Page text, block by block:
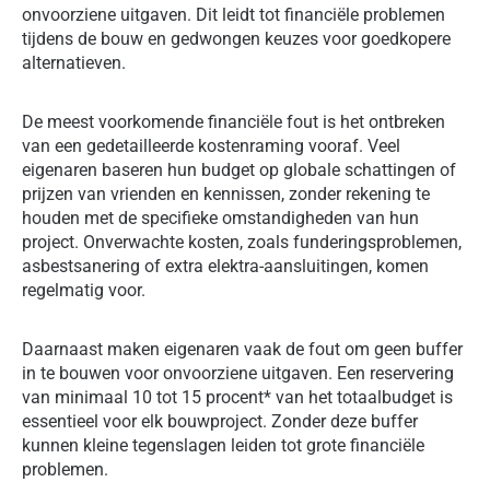
onvoorziene uitgaven. Dit leidt tot financiële problemen
tijdens de bouw en gedwongen keuzes voor goedkopere
alternatieven.
De meest voorkomende financiële fout is het ontbreken
van een gedetailleerde kostenraming vooraf. Veel
eigenaren baseren hun budget op globale schattingen of
prijzen van vrienden en kennissen, zonder rekening te
houden met de specifieke omstandigheden van hun
project. Onverwachte kosten, zoals funderingsproblemen,
asbestsanering of extra elektra-aansluitingen, komen
regelmatig voor.
Daarnaast maken eigenaren vaak de fout om geen buffer
in te bouwen voor onvoorziene uitgaven. Een reservering
van minimaal 10 tot 15 procent* van het totaalbudget is
essentieel voor elk bouwproject. Zonder deze buffer
kunnen kleine tegenslagen leiden tot grote financiële
problemen.